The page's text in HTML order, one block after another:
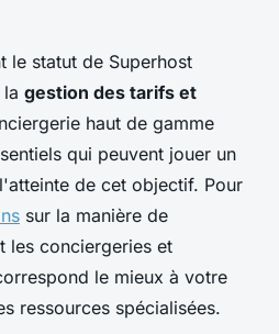
le statut de Superhost
gestion des tarifs et
haut de gamme
qui peuvent jouer un
de cet objectif. Pour
sur la manière de
les conciergeries et
le mieux à votre
ressources spécialisées.